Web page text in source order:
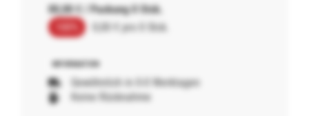
00,00 € / Packung 0 Stck.
0,00 € pro 0 Stck.
Gewöhnlich in 0-0 Werktagen
Keine Rücknahme